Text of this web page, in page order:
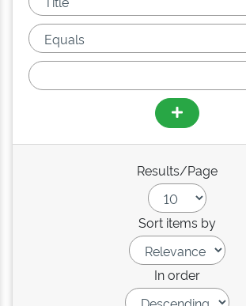
Results/Page
Sort items by
In order